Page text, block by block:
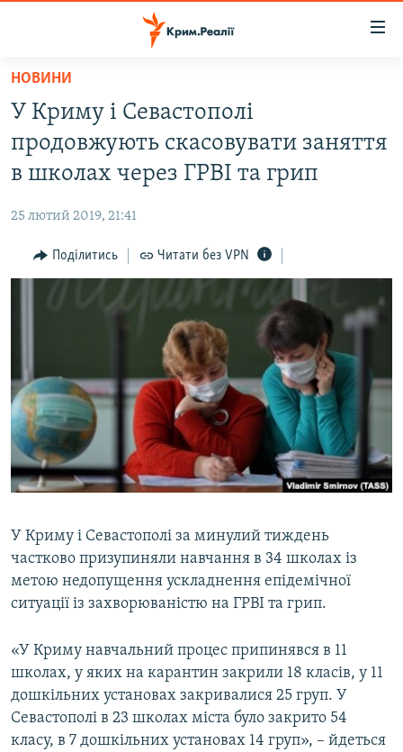
Перейти
основного
матеріалу
Перейти
до
основної
Перейти
до
ВОДА.КРИМ
ВІДЕО ТА ФОТО
БЛОГИ
ПОГЛЯД
ДЕПОРТАЦІЯ
ВІДЕОУРОКИ «ELIFBE»
СВІДЧЕННЯ ОКУПАЦІЇ
УКРАЇНСЬКА ПРОБЛЕМА КРИМУ
ЯК ОБІЙТИ БЛОКУВАННЯ
Русский
Qırımtatar
Усі сайти RFE/RL
НОВИНИ
У Криму і Севастополі
продовжують скасовувати заняття
в школах через ГРВІ та грип
25 лютий 2019, 21:41
Поділитись Читати без VPN
У Криму і Севастополі за минулий тиждень
частково призупиняли навчання в 34 школах із
метою недопущення ускладнення епідемічної
ситуації із захворюваністю на ГРВІ та грип.
«У Криму навчальний процес припинявся в 11
школах, у яких на карантин закрили 18 класів, у 11
дошкільних установах закривалися 25 груп. У
Севастополі в 23 школах міста було закрито 54
класу, в 7 дошкільних установах 14 груп», – йдеться